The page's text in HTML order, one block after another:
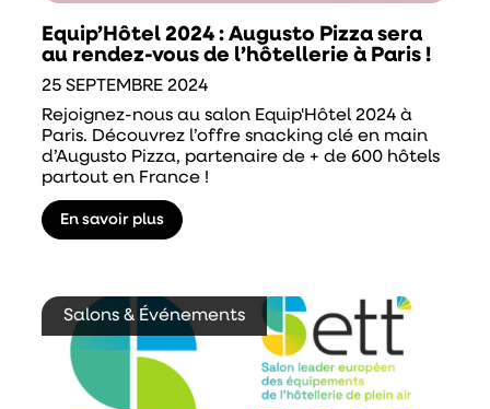
Equip’Hôtel 2024 : Augusto Pizza sera
au rendez-vous de l’hôtellerie à Paris !
25 SEPTEMBRE 2024
Rejoignez-nous au salon Equip'Hôtel 2024 à
Paris. Découvrez l’offre snacking clé en main
d’Augusto Pizza, partenaire de + de 600 hôtels
partout en France !
En savoir plus
Salons & Événements